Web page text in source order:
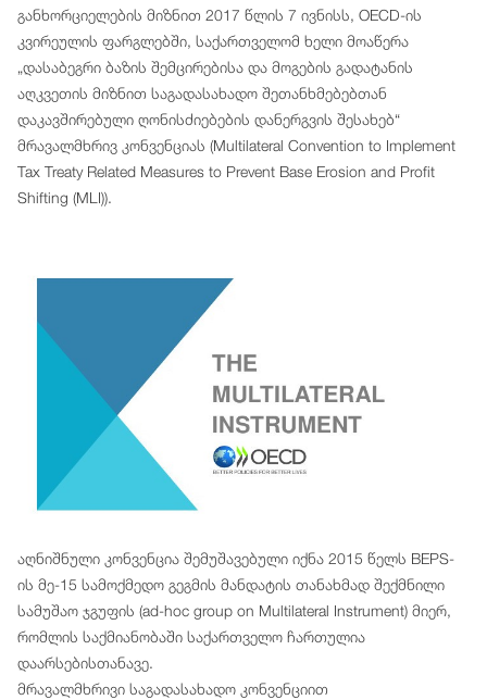
განხორციელების მიზნით 2017 წლის 7 ივნისს, OECD-ის
კვირეულის ფარგლებში, საქართველომ ხელი მოაწერა
„დასაბეგრი ბაზის შემცირებისა და მოგების გადატანის
აღკვეთის მიზნით საგადასახადო შეთანხმებებთან
დაკავშირებული ღონისძიებების დანერგვის შესახებ“
მრავალმხრივ კონვენციას (Multilateral Convention to Implement
Tax Treaty Related Measures to Prevent Base Erosion and Profit
Shifting (MLI)).
აღნიშნული კონვენცია შემუშავებული იქნა 2015 წელს BEPS-
ის მე-15 სამოქმედო გეგმის მანდატის თანახმად შექმნილი
სამუშაო ჯგუფის (ad-hoc group on Multilateral Instrument) მიერ,
რომლის საქმიანობაში საქართველო ჩართულია
დაარსებისთანავე.
მრავალმხრივი საგადასახადო კონვენციით